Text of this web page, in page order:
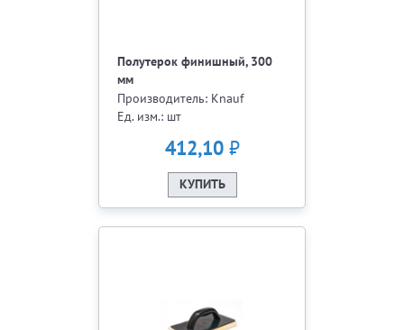
Полутерок финишный, 300
мм
Производитель: Knauf
Ед. изм.: шт
412,10₽
КУПИТЬ